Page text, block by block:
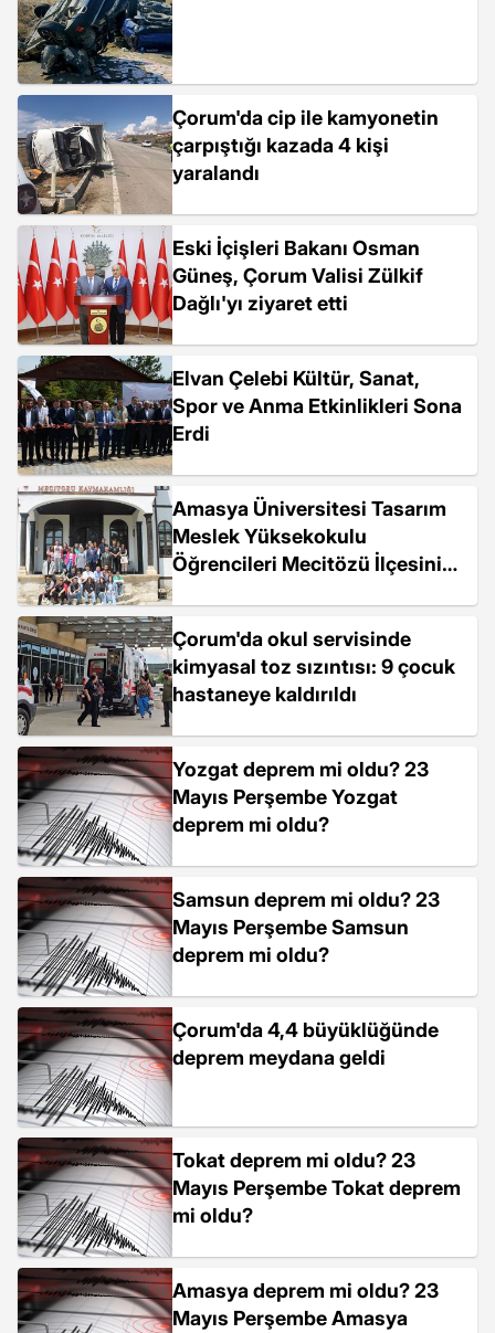
Çorum'da cip ile kamyonetin
çarpıştığı kazada 4 kişi
yaralandı
Eski İçişleri Bakanı Osman
Güneş, Çorum Valisi Zülkif
Dağlı'yı ziyaret etti
Elvan Çelebi Kültür, Sanat,
Spor ve Anma Etkinlikleri Sona
Erdi
Amasya Üniversitesi Tasarım
Meslek Yüksekokulu
Öğrencileri Mecitözü İlçesini
Çorum'da okul servisinde
kimyasal toz sızıntısı: 9 çocuk
hastaneye kaldırıldı
Yozgat deprem mi oldu? 23
Mayıs Perşembe Yozgat
deprem mi oldu?
Samsun deprem mi oldu? 23
Mayıs Perşembe Samsun
deprem mi oldu?
Çorum'da 4,4 büyüklüğünde
deprem meydana geldi
Tokat deprem mi oldu? 23
Mayıs Perşembe Tokat deprem
mi oldu?
Amasya deprem mi oldu? 23
Mayıs Perşembe Amasya